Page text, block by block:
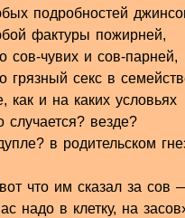
подробностей
фактуры пожирней,
сов-чувих и сов-парней,
грязный секс в
как и на каких условьях
случается? везде?
в родительском
что им сказал за сов
надо в клетку, на